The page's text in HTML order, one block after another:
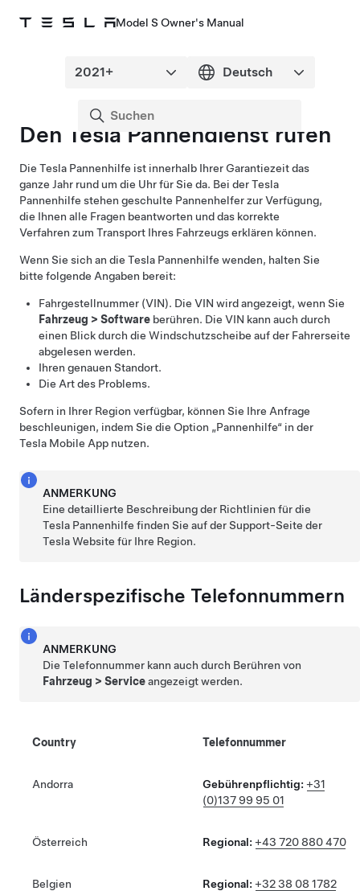
Model S Owner's Manual
Den Tesla Pannendienst rufen
Die Tesla Pannenhilfe ist innerhalb Ihrer Garantiezeit das
ganze Jahr rund um die Uhr für Sie da. Bei der Tesla
Pannenhilfe stehen geschulte Pannenhelfer zur Verfügung,
die Ihnen alle Fragen beantworten und das korrekte
Verfahren zum Transport Ihres Fahrzeugs erklären können.
Wenn Sie sich an die Tesla Pannenhilfe wenden, halten Sie
bitte folgende Angaben bereit:
Fahrgestellnummer (VIN). Die VIN wird angezeigt, wenn Sie
Fahrzeug > Software berühren. Die VIN kann auch durch
einen Blick durch die Windschutzscheibe auf der Fahrerseite
abgelesen werden.
Ihren genauen Standort.
Die Art des Problems.
Sofern in Ihrer Region verfügbar, können Sie Ihre Anfrage
beschleunigen, indem Sie die Option „Pannenhilfe“ in der
Tesla Mobile App nutzen.
ANMERKUNG
Eine detaillierte Beschreibung der Richtlinien für die
Tesla Pannenhilfe finden Sie auf der Support-Seite der
Tesla Website für Ihre Region.
Länderspezifische Telefonnummern
ANMERKUNG
Die Telefonnummer kann auch durch Berühren von
Fahrzeug >Serviceangezeigt werden.
Country Telefonnummer
Andorra Gebührenpflichtig: +31
(0)137 99 95 01
Österreich Regional: +43 720 880 470
Belgien Regional: +32 38 08 1782